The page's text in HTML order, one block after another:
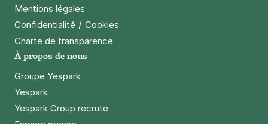
Mentions légales
Confidentialité / Cookies
Charte de transparence
À propos de nous
Groupe Yespark
Yespark
Yespark Group recrute